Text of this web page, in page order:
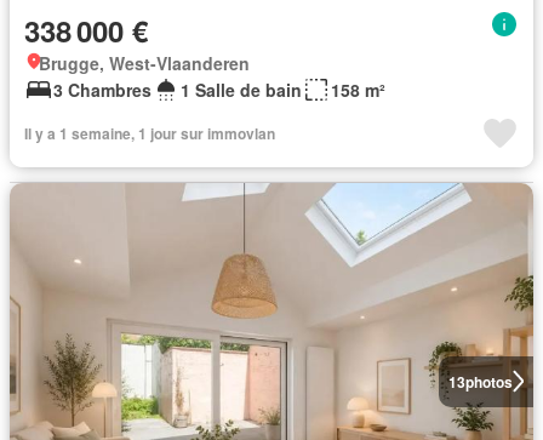
338 000 €
Brugge, West-Vlaanderen
3 Chambres
1 Salle de bain 158 m²
Il y a 1 semaine, 1 jour sur immovlan
13photos